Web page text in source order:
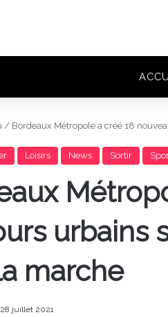
/ Bordeaux Métropole a créé 18
Loisirs News Sortir
urbains
marche
28 juillet 2021